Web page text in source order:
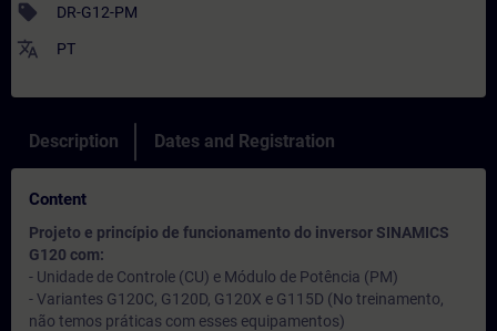
sell DR-G12-PM
translate PT
Description Dates and Registration
Content
Projeto e princípio de funcionamento do inversor SINAMICS
G120 com:
- Unidade de Controle (CU) e Módulo de Potência (PM)
- Variantes G120C, G120D, G120X e G115D (No treinamento,
não temos práticas com esses equipamentos)